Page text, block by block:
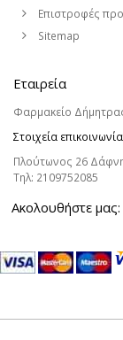
Επιστροφές
Sitemap
Εταιρεία
Φαρμακείο
Στοιχεία
Πλούτωνος 26
Τηλ: 2109752085
Aκολουθήστε μας: